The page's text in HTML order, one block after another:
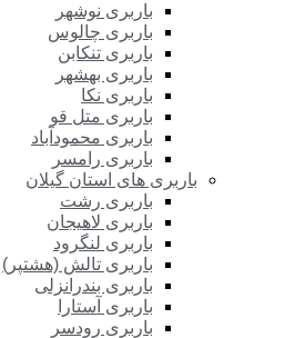
باربری نوشهر
باربری چالوس
باربری تنکابن
باربری بهشهر
باربری نکا
باربری متل قو
باربری محمودآباد
باربری رامسر
باربری های استان گیلان
باربری رشت
باربری لاهیجان
باربری لنگرود
باربری تالش (هشتپر)
باربری بندرانزلی
باربری آستارا
باربری رودسر